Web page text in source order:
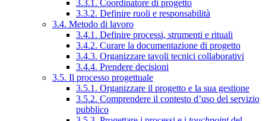
3.3.1. Coordinatore di progetto
3.3.2. Definire ruoli e responsabilità
3.4. Metodo di lavoro
3.4.1. Definire processi, strumenti e rituali
3.4.2. Curare la documentazione di progetto
3.4.3. Organizzare tavoli tecnici collaborativi
3.4.4. Prendere decisioni
3.5. Il processo progettuale
3.5.1. Organizzare il progetto e la sua gestione
3.5.2. Comprendere il contesto d’uso del servizio
pubblico